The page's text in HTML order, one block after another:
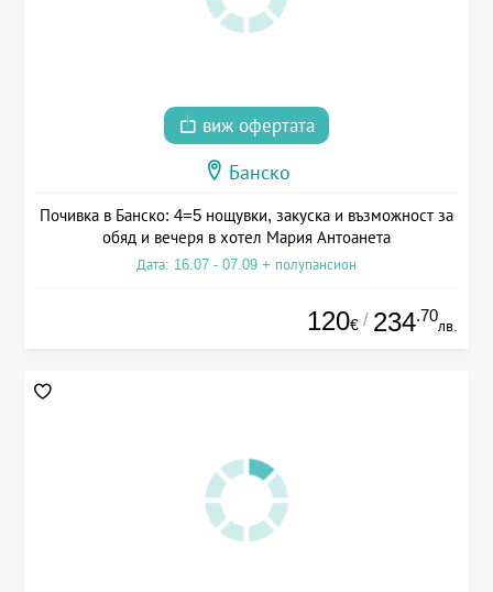
виж офертата
Банско
Почивка в Банско: 4=5 нощувки, закуска и възможност за
обяд и вечеря в хотел Мария Антоанета
Дата: 16.07 - 07.09 + полупансион
120€ / 234.70
лв.